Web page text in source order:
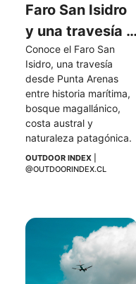
Faro San Isidro
y una travesía
al extremo sur
de la Península
de Brunswick
Conoce el Faro San
Isidro, una travesía
desde Punta Arenas
entre historia marítima,
bosque magallánico,
costa austral y
naturaleza patagónica.
OUTDOOR INDEX
@OUTDOORINDEX.CL